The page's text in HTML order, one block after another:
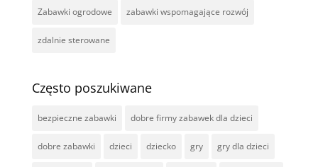
Zabawki ogrodowe zabawki wspomagające rozwój
zdalnie sterowane
Często poszukiwane
bezpieczne zabawki dobre firmy zabawek dla dzieci
dobre zabawki dzieci dziecko gry gry dla dzieci